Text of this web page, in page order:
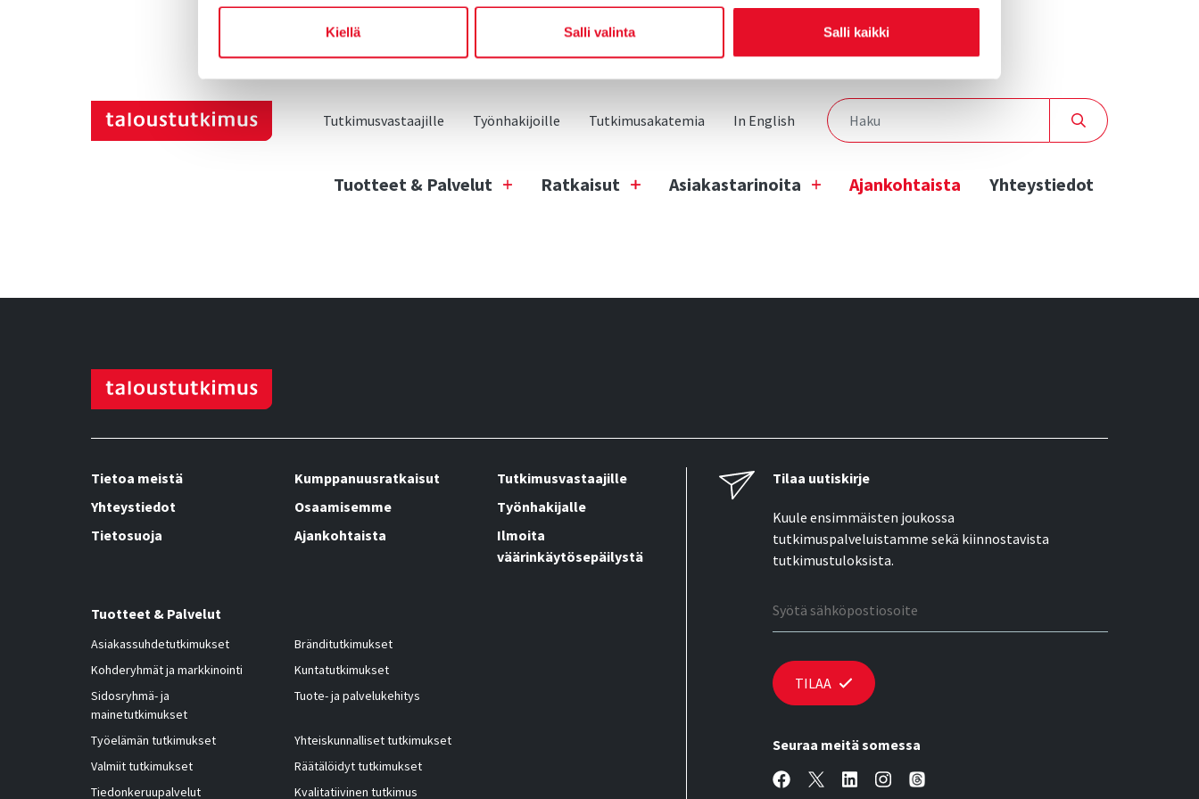
Kiellä Salli valinta Salli kaikki
Tutkimusvastaajille Työnhakijoille Tutkimusakatemia In English
Tuotteet & Palvelut Ratkaisut Asiakastarinoita Ajankohtaista Yhteystiedot
Tietoa meistä Kumppanuusratkaisut
Tutkimusvastaajille
Yhteystiedot
Osaamisemme
Työnhakijalle
Tietosuoja
Ajankohtaista
Ilmoita
väärinkäytösepäilystä
Tuotteet & Palvelut
Asiakassuhdetutkimukset
Bränditutkimukset
Kohderyhmät ja markkinointi
Kuntatutkimukset
Sidosryhmä- ja
mainetutkimukset
Tuote- ja palvelukehitys
Työelämän tutkimukset
Yhteiskunnalliset tutkimukset
Valmiit tutkimukset
Räätälöidyt tutkimukset
Tiedonkeruupalvelut
Kvalitatiivinen tutkimus
Tilaa uutiskirje
Kuule ensimmäisten joukossa
tutkimuspalveluistamme sekä kiinnostavista
tutkimustuloksista.
TILAA
Seuraa meitä somessa